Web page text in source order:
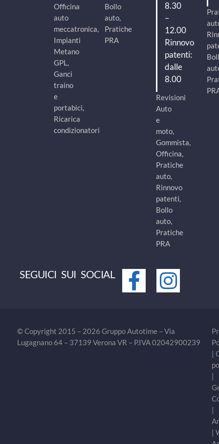
Officina
auto
meccatronica,
Impianti
Metano
GPL,
Ganci
traino
e
portabici,
Ricarica
condizionatori
Bollo
auto,
Pratiche
PRA
8.30
–
12.00
Rinnovo
patenti:
dalle
8.00
Revisioni
Auto
e
moto,
Gommista,
Officina,
Pratiche
auto,
Rinnovo
patenti,
Bollo
auto,
Pratiche
PRA
SEGUICI SUI SOCIAL
© Copyright 2015 – 2026 Gruppo Autotime – Via
Lugagnano 64 – 37139 Verona VR – P.IVA 02042900239
|
|
|
|